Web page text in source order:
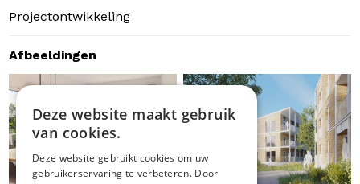
Projectontwikkeling
Afbeeldingen
Deze website maakt gebruik
van cookies.
Deze website gebruikt cookies om uw
gebruikerservaring te verbeteren. Door